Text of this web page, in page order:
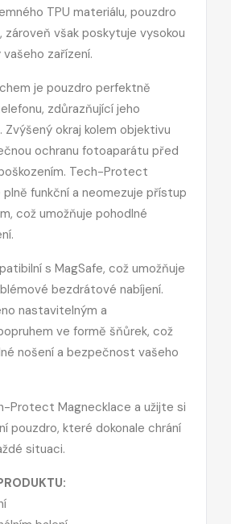
TPU materiálu, pouzdro
zároveň však poskytuje vysokou
zařízení.
je pouzdro perfektně
zdůrazňující jeho
Zvýšený okraj kolem objektivu
ochranu fotoaparátu před
Tech-Protect
funkční a neomezuje přístup
což umožňuje pohodlné
s MagSafe, což umožňuje
bezdrátové nabíjení.
nastavitelným a
ve formě šňůrek, což
nošení a bezpečnost vašeho
Protect Magnecklace a užijte si
pouzdro, které dokonale chrání
situaci.